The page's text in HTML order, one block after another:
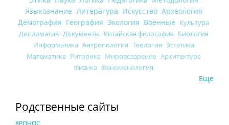
Языкознание Литература Искусство Археология
Демография География Экология Военные Культура
Дипломатия Документы Китайская философия Биология
Информатика Антропология Теология Эстетика
Математика Риторика Мировоззрение Архитектура
Физика Феноменология
Еще
Родственные сайты
ХРОНОС